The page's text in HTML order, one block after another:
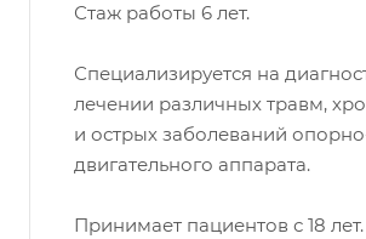
Стаж работы 6 лет.
Специализируется на
лечении различных травм,
и острых заболеваний
двигательного аппарата.
Принимает пациентов с 18 лет.